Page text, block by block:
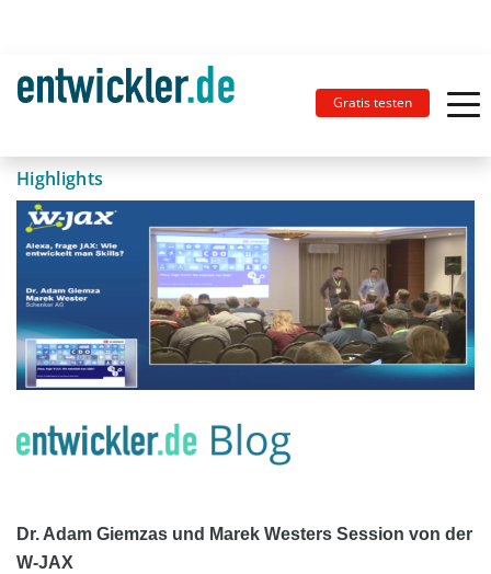
Gratis testen
Highlights
Dr. Adam Giemzas und Marek Westers Session von der
W-JAX